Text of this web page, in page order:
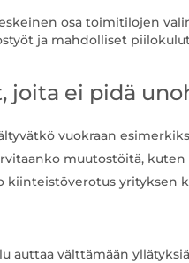
osa toimitilojen
ja mahdolliset
joita ei pidä
vuokraan
muutostöitä,
kiinteistöverotus
auttaa välttämään